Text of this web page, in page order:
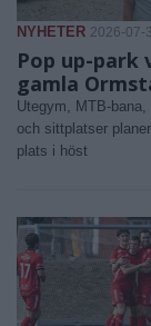
NYHETER 2026-07-
Pop up-park
gamla
Utegym, MTB-bana,
och sittplatser
plats i höst